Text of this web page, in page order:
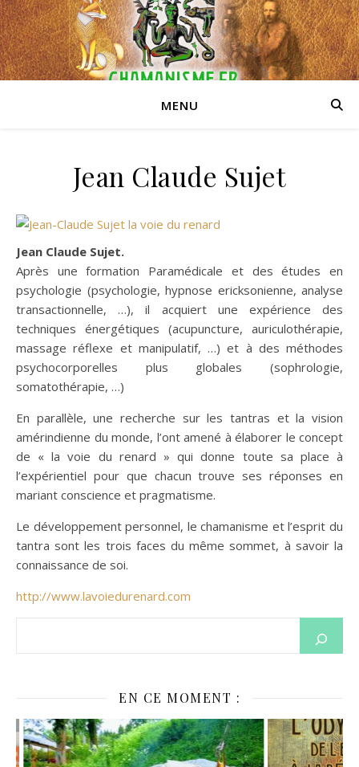
MENU
Jean Claude Sujet
Jean Claude Sujet.
Après une formation Paramédicale et des études en
psychologie (psychologie, hypnose ericksonienne, analyse
transactionnelle, …), il acquiert une expérience des
techniques énergétiques (acupuncture, auriculothérapie,
massage réflexe et manipulatif, …) et à des méthodes
psychocorporelles plus globales (sophrologie,
somatothérapie, …)
En parallèle, une recherche sur les tantras et la vision
amérindienne du monde, l’ont amené à élaborer le concept
de « la voie du renard » qui donne toute sa place à
l’expérientiel pour que chacun trouve ses réponses en
mariant conscience et pragmatisme.
Le développement personnel, le chamanisme et l’esprit du
tantra sont les trois faces du même sommet, à savoir la
connaissance de soi.
http://www.lavoiedurenard.com
EN CE MOMENT :